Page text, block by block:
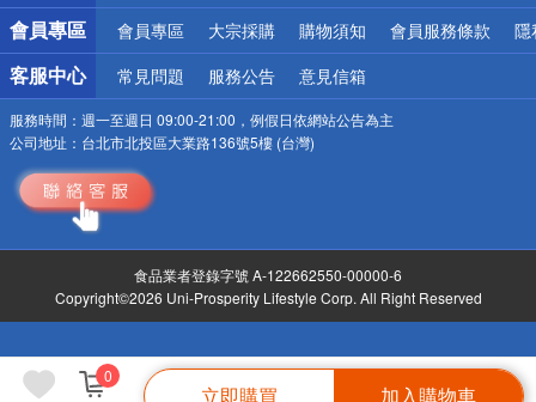
0
立即購買 加入購物車
會員專區 會員專區 大宗採購 購物須知 會員服務條款 隱
客服中心 常見問題 服務公告 意見信箱
服務時間： 週一至週日 09:00-21:00，例假日依網站公告為主
公司地址： 台北市北投區大業路136號5樓 (台灣)
食品業者登錄字號 A-122662550-00000-6
Copyright©2026 Uni-Prosperity Lifestyle Corp. All Right Reserved